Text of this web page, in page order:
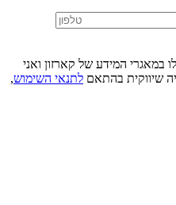
במאגרי המידע של קארזון ואני
שיווקית בהתאם לתנאי השימוש,